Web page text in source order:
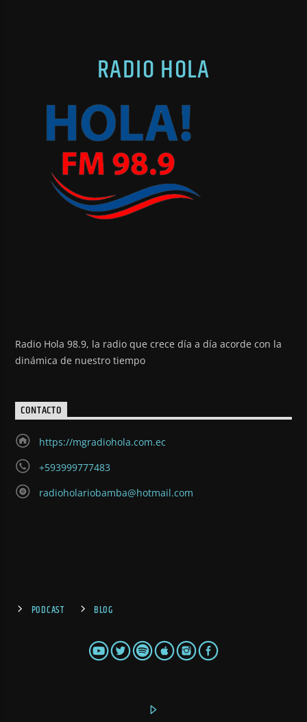
RADIO HOLA
Radio Hola 98.9, la radio que crece día a día acorde con la
dinámica de nuestro tiempo
CONTACTO
https://mgradiohola.com.ec
+593999777483
radioholariobamba@hotmail.com
PODCAST BLOG